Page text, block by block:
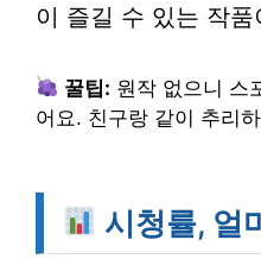
이 즐길 수 있는 작품
꿀팁: 원작 없으니 스
어요. 친구랑 같이 추리
시청률, 얼